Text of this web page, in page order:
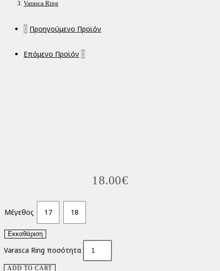
Varasca Ring
Προηγούμενο Προϊόν
Επόμενο Προϊόν
18.00€
Μέγεθος 17 18
Εκκαθάριση
Varasca Ring ποσότητα
ADD TO CART